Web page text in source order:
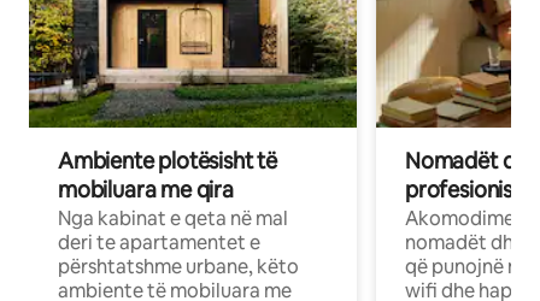
Ambiente plotësisht të
mobiluara me qira
Nga kabinat e qeta në mal
deri te apartamentet e
përshtatshme urbane, këto
ambiente të mobiluara me
Nomadët
Akomodime
nomadët dhe
që punojnë në
wifi dhe